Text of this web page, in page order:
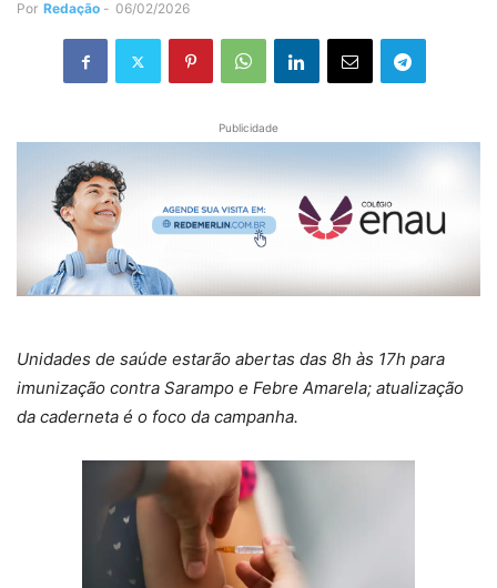
Por Redação - 06/02/2026
Publicidade
Unidades de saúde estarão abertas das 8h às 17h para
imunização contra Sarampo e Febre Amarela; atualização
da caderneta é o foco da campanha.